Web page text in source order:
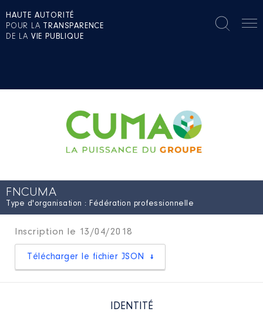
HAUTE AUTORITÉ
POUR LA TRANSPARENCE
DE LA VIE PUBLIQUE
FNCUMA
Type d'organisation : Fédération professionnelle
Inscription le 13/04/2018
Télécharger le fichier JSON
IDENTITÉ